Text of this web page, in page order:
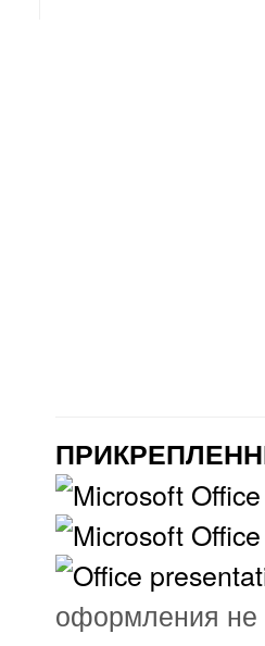
оформления не